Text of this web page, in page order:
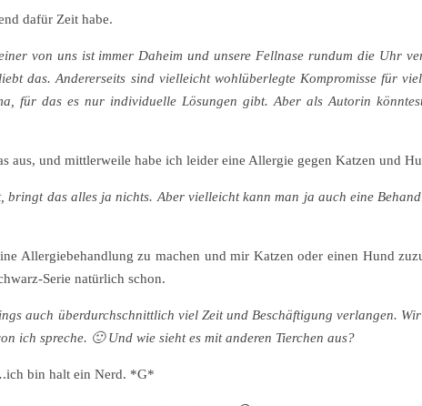
dafür Zeit habe.
von uns ist immer Daheim und unsere Fellnase rundum die Uhr
das. Andererseits sind vielleicht wohlüberlegte Kompromisse für
für das es nur individuelle Lösungen gibt. Aber als Autorin
aus, und mittlerweile habe ich leider eine Allergie gegen Katzen und
bringt das alles ja nichts. Aber vielleicht kann man ja auch eine
Allergiebehandlung zu machen und mir Katzen oder einen Hund
Serie natürlich schon.
auch überdurchschnittlich viel Zeit und Beschäftigung verlangen.
ich spreche. 🙂 Und wie sieht es mit anderen Tierchen aus?
bin halt ein Nerd. *G*